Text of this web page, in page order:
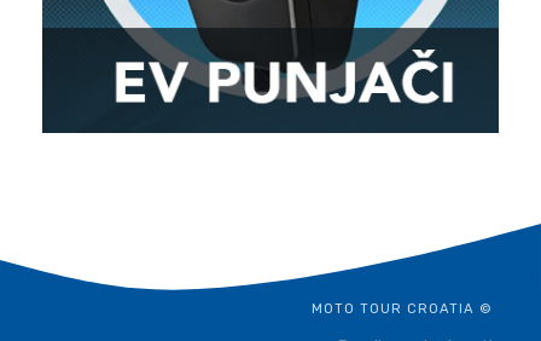
MOTO TOUR CROATIA ©